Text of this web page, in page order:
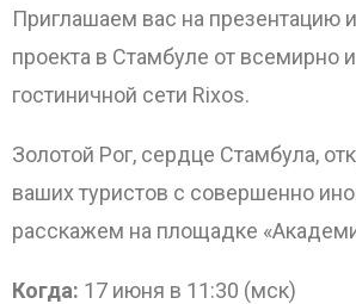
Приглашаем вас на презентацию
проекта в Стамбуле от всемирно
гостиничной сети Rixos.
Золотой Рог, сердце Стамбула,
ваших туристов с совершенно
расскажем на площадке
Когда: 17 июня в 11:30 (мск)
ОТПРАВИТЬ